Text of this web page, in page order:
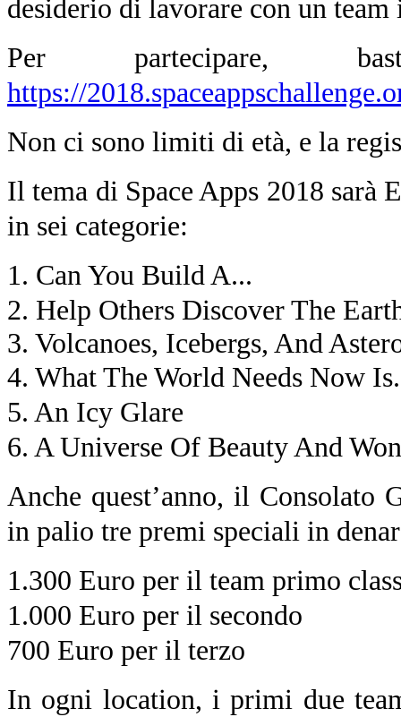
desiderio di lavorare con un
Per partecipare,
https://
Non ci sono limiti di età, e la
Il tema di Space Apps 2018 sarà
in sei categorie:
1. Can You Build A...
2. Help Others Discover The
3. Volcanoes, Icebergs, And
4. What The World Needs Now
5. An Icy Glare
6. A Universe Of Beauty And
Anche quest’anno, il
in palio tre premi speciali in
1.300 Euro per il team primo
1.000 Euro per il secondo
700 Euro per il terzo
In ogni location, i primi due